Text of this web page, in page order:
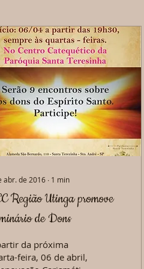
abr. de 2016 ∙ 1 min
Região Utinga promove
de Dons
da próxima
feira, 06 de abril,